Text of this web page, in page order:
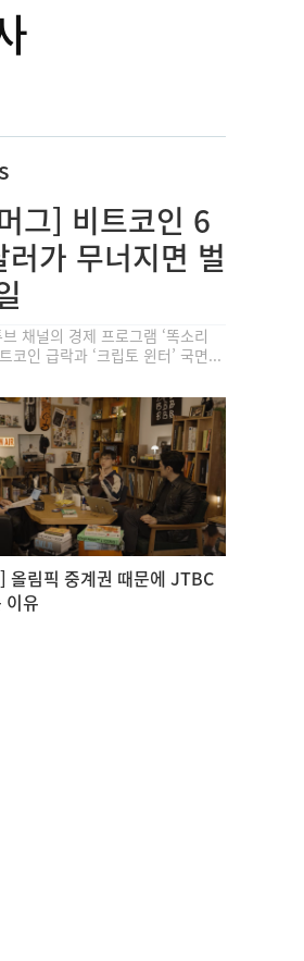
그] 비트코인 6
가 무너지면 벌
채널의 경제 프로그램 ‘똑소리
코인 급락과 ‘크립토 윈터’ 국면...
올림픽 중계권 때문에 JTBC
이유